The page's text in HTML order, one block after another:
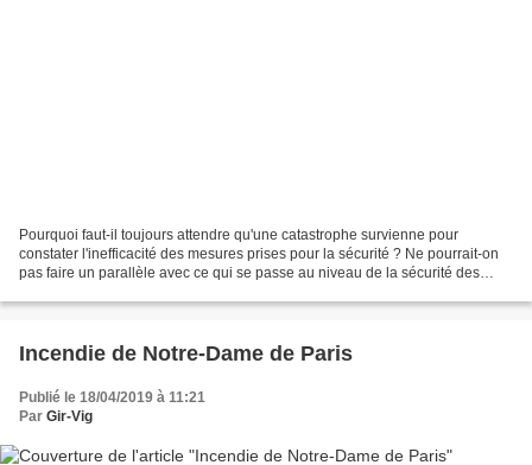
Pourquoi faut-il toujours attendre qu'une catastrophe survienne pour
constater l'inefficacité des mesures prises pour la sécurité ? Ne pourrait-on
pas faire un parallèle avec ce qui se passe au niveau de la sécurité des
Incendie de Notre-Dame de Paris
Publié le 18/04/2019 à 11:21
Par Gir-Vig